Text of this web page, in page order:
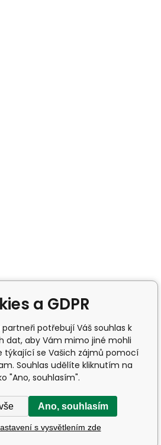
a GDPR
partneři potřebují Váš souhlas k
dat, aby Vám mimo jiné mohli
týkající se Vašich zájmů pomocí
Souhlas udělíte kliknutím na
"Ano, souhlasím".
Ano, souhlasím
s vysvětlením zde